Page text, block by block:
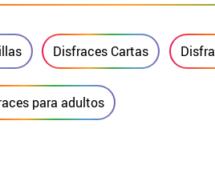
Disfraces Cartas
para adultos